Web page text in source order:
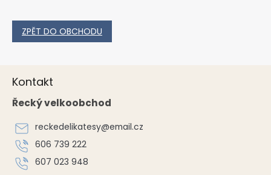
ZPĚT DO OBCHODU
Kontakt
Řecký velkoobchod
reckedelikatesy@email.cz
606 739 222
607 023 948